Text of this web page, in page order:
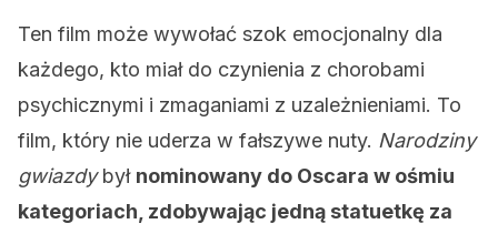
Ten film może wywołać szok emocjonalny dla
każdego, kto miał do czynienia z chorobami
psychicznymi i zmaganiami z uzależnieniami. To
film, który nie uderza w fałszywe nuty. Narodziny
gwiazdybył nominowany do Oscara w ośmiu
kategoriach, zdobywając jedną statuetkę za